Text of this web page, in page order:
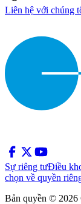
Liên hệ với chúng
Sự riêng tưĐiều
chọn về quyền
Bản quyền © 2026